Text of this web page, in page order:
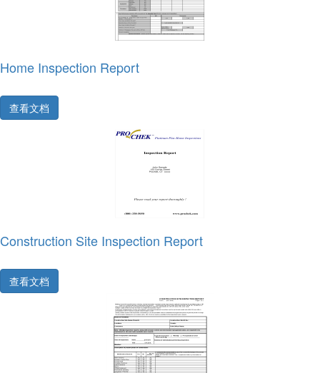
Home Inspection Report
查看文档
Construction Site Inspection Report
查看文档